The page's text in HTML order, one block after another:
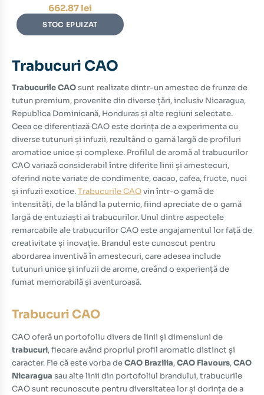
662.87lei
STOC EPUIZAT
Trabucuri CAO
Trabucurile CAOsunt realizate dintr-un amestec de frunze de
tutun premium, provenite din diverse țări, inclusiv Nicaragua,
Republica Dominicană, Honduras și alte regiuni selectate.
Ceea ce diferențiază CAO este dorința de a experimenta cu
diverse tutunuri și infuzii, rezultând o gamă largă de profiluri
aromatice unice și complexe. Profilul de aromă al trabucurilor
CAO variază considerabil între diferite linii și amestecuri,
oferind note variate de condimente, cacao, cafea, fructe, nuci
și infuzii exotice.Trabucurile CAOvin într-o gamă de
intensități, de la blând la puternic, fiind apreciate de o gamă
largă de entuziaști ai trabucurilor. Unul dintre aspectele
remarcabile ale trabucurilor CAO este angajamentul lor față de
creativitate și inovație. Brandul este cunoscut pentru
abordarea inventivă în amestecuri, care adesea include
tutunuri unice și infuzii de arome, creând o experiență de
fumat memorabilă și aventuroasă.
Trabucuri CAO
CAO oferă un portofoliu divers de linii și dimensiuni de
trabucuri, fiecare având propriul profil aromatic distinct și
caracter. Fie că este vorba deCAO Brazilia,CAO Flavours,CAO
Nicaragua sau alte linii din portofoliul brandului, trabucurile
CAO sunt recunoscute pentru diversitatea lor și dorința de a